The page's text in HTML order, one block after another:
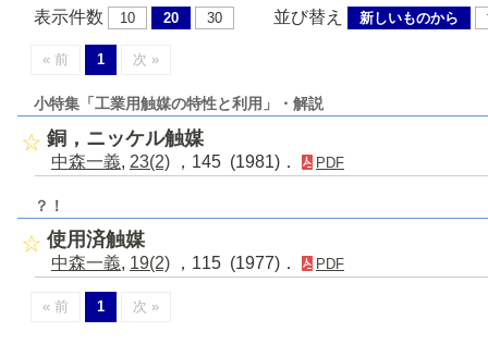
表示件数 10 20 30 並び替え 新しいものから
« 前 1 次 »
小特集「工業用触媒の特性と利用」・解説
銅，ニッケル触媒
中森一義, 23(2) ，145 (1981)． PDF
？！
使用済触媒
中森一義, 19(2) ，115 (1977)． PDF
« 前 1 次 »